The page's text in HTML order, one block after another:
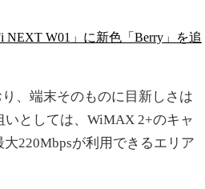
NEXT W01」に新色「Berry」を追
、端末そのものに目新しさは
としては、WiMAX 2+のキャ
220Mbpsが利用できるエリア